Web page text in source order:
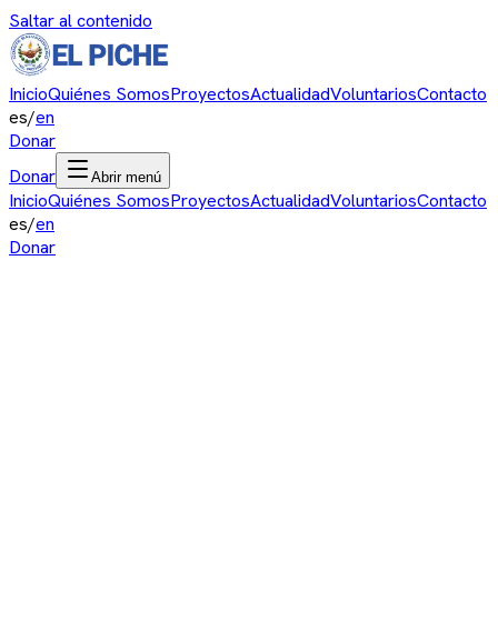
Saltar al contenido
InicioQuiénes SomosProyectosActualidadVoluntariosContacto
es/en
Donar
Donar
Abrir menú
InicioQuiénes SomosProyectosActualidadVoluntariosContacto
es/en
Donar